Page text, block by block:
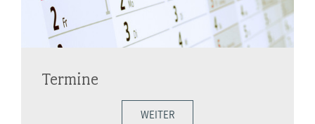
Termine
WEITER